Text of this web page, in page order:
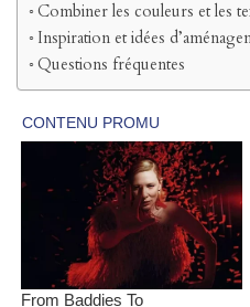
Combiner les couleurs et les
Inspiration et idées
Questions fréquentes